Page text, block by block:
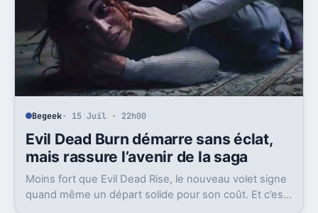
Begeek· 15 Juil · 22h00
Evil Dead Burn démarre sans éclat,
mais rassure l’avenir de la saga
Moins fort que Evil Dead Rise, le nouveau volet signe
quand même un départ solide pour son coût. Et c’est